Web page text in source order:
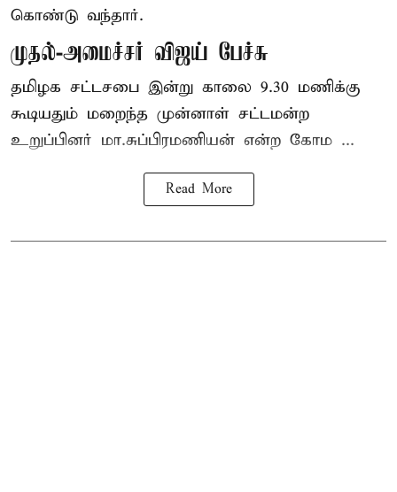
கொண்டு வந்தார்.
முதல்-அமைச்சர் விஜய் பேச்சு
தமிழக சட்டசபை இன்று காலை 9.30 மணிக்கு
கூடியதும் மறைந்த முன்னாள் சட்டமன்ற
உறுப்பினர் மா.சுப்பிரமணியன் என்ற கோம ...
Read More